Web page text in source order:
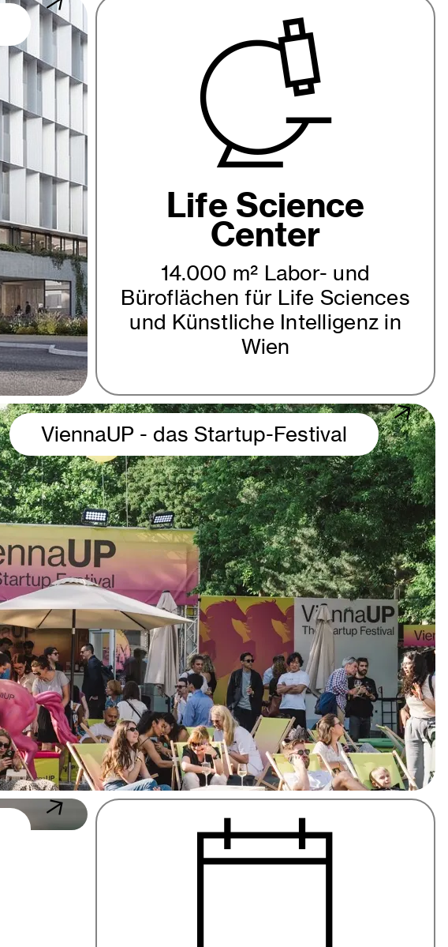
Life Science
Center
14.000 m² Labor- und
Büroflächen für Life Sciences
und Künstliche Intelligenz in
Wien
ViennaUP - das Startup-Festival